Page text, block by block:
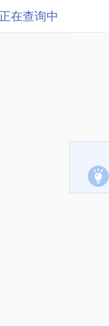
正在查询中